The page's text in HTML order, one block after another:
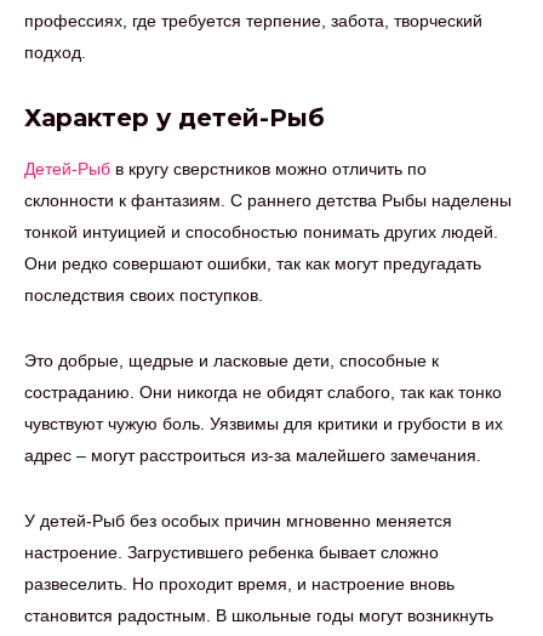
профессиях, где требуется терпение, забота, творческий
подход.
Характер у детей-Рыб
Детей-Рыб в кругу сверстников можно отличить по
склонности к фантазиям. С раннего детства Рыбы наделены
тонкой интуицией и способностью понимать других людей.
Они редко совершают ошибки, так как могут предугадать
последствия своих поступков.
Это добрые, щедрые и ласковые дети, способные к
состраданию. Они никогда не обидят слабого, так как тонко
чувствуют чужую боль. Уязвимы для критики и грубости в их
адрес – могут расстроиться из-за малейшего замечания.
У детей-Рыб без особых причин мгновенно меняется
настроение. Загрустившего ребенка бывает сложно
развеселить. Но проходит время, и настроение вновь
становится радостным. В школьные годы могут возникнуть